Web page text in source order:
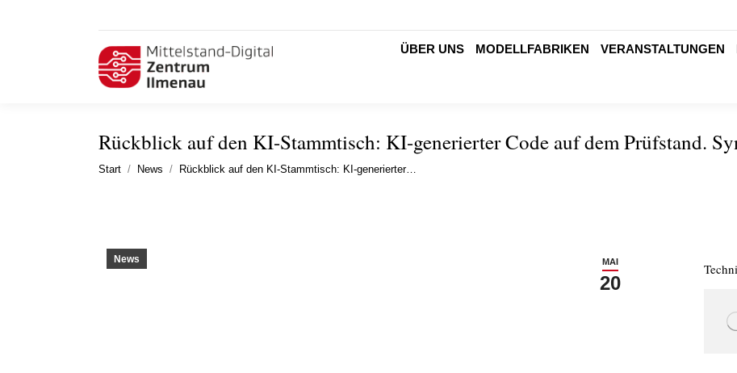
ÜBER UNS MODELLFABRIKEN VERANSTALTUNGEN
Rückblick auf den KI-Stammtisch: KI-generierter Code auf dem Prüfstand.
Sie befinden sich hier:
Start News Rückblick auf den KI-Stammtisch: KI-generierter…
MAI
20
News